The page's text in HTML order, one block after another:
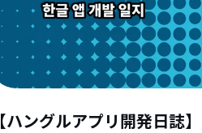
【ハングルアプリ開発日誌